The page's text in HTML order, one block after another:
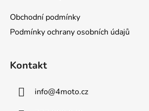
Obchodní podmínky
Podmínky ochrany osobních údajů
Kontakt
info@4moto.cz